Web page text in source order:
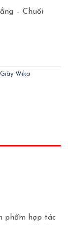
– Chuối
Giày Wika
phẩm hợp tác